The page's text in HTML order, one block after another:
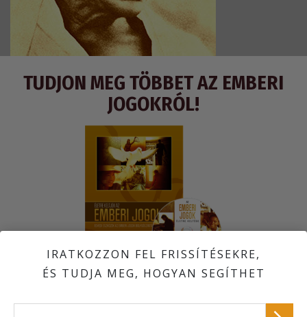
TUDJON MEG TÖBBET AZ EMBERI
JOGOKRÓL!
DVD, amely bevezetést ad egész világra kiterjedő emberi jogi
30 társadalmi célú hirdetés, amelyek az Emberi Jogok
IRATKOZZON FEL FRISSÍTÉSEKRE,
ÉS TUDJA MEG, HOGYAN SEGÍTHET